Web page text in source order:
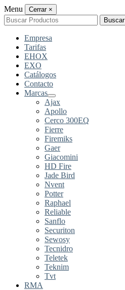
Menu Cerrar ×
Buscar
por:
Buscar
Empresa
Tarifas
EHOX
EXO
Catálogos
Contacto
Marcas
Ajax
Apollo
Cerco 300EQ
Fierre
Firemiks
Gaer
Giacomini
HD Fire
Jade Bird
Nvent
Potter
Raphael
Reliable
Sanflo
Securiton
Sewosy
Tecnidro
Teletek
Teknim
Tvt
RMA